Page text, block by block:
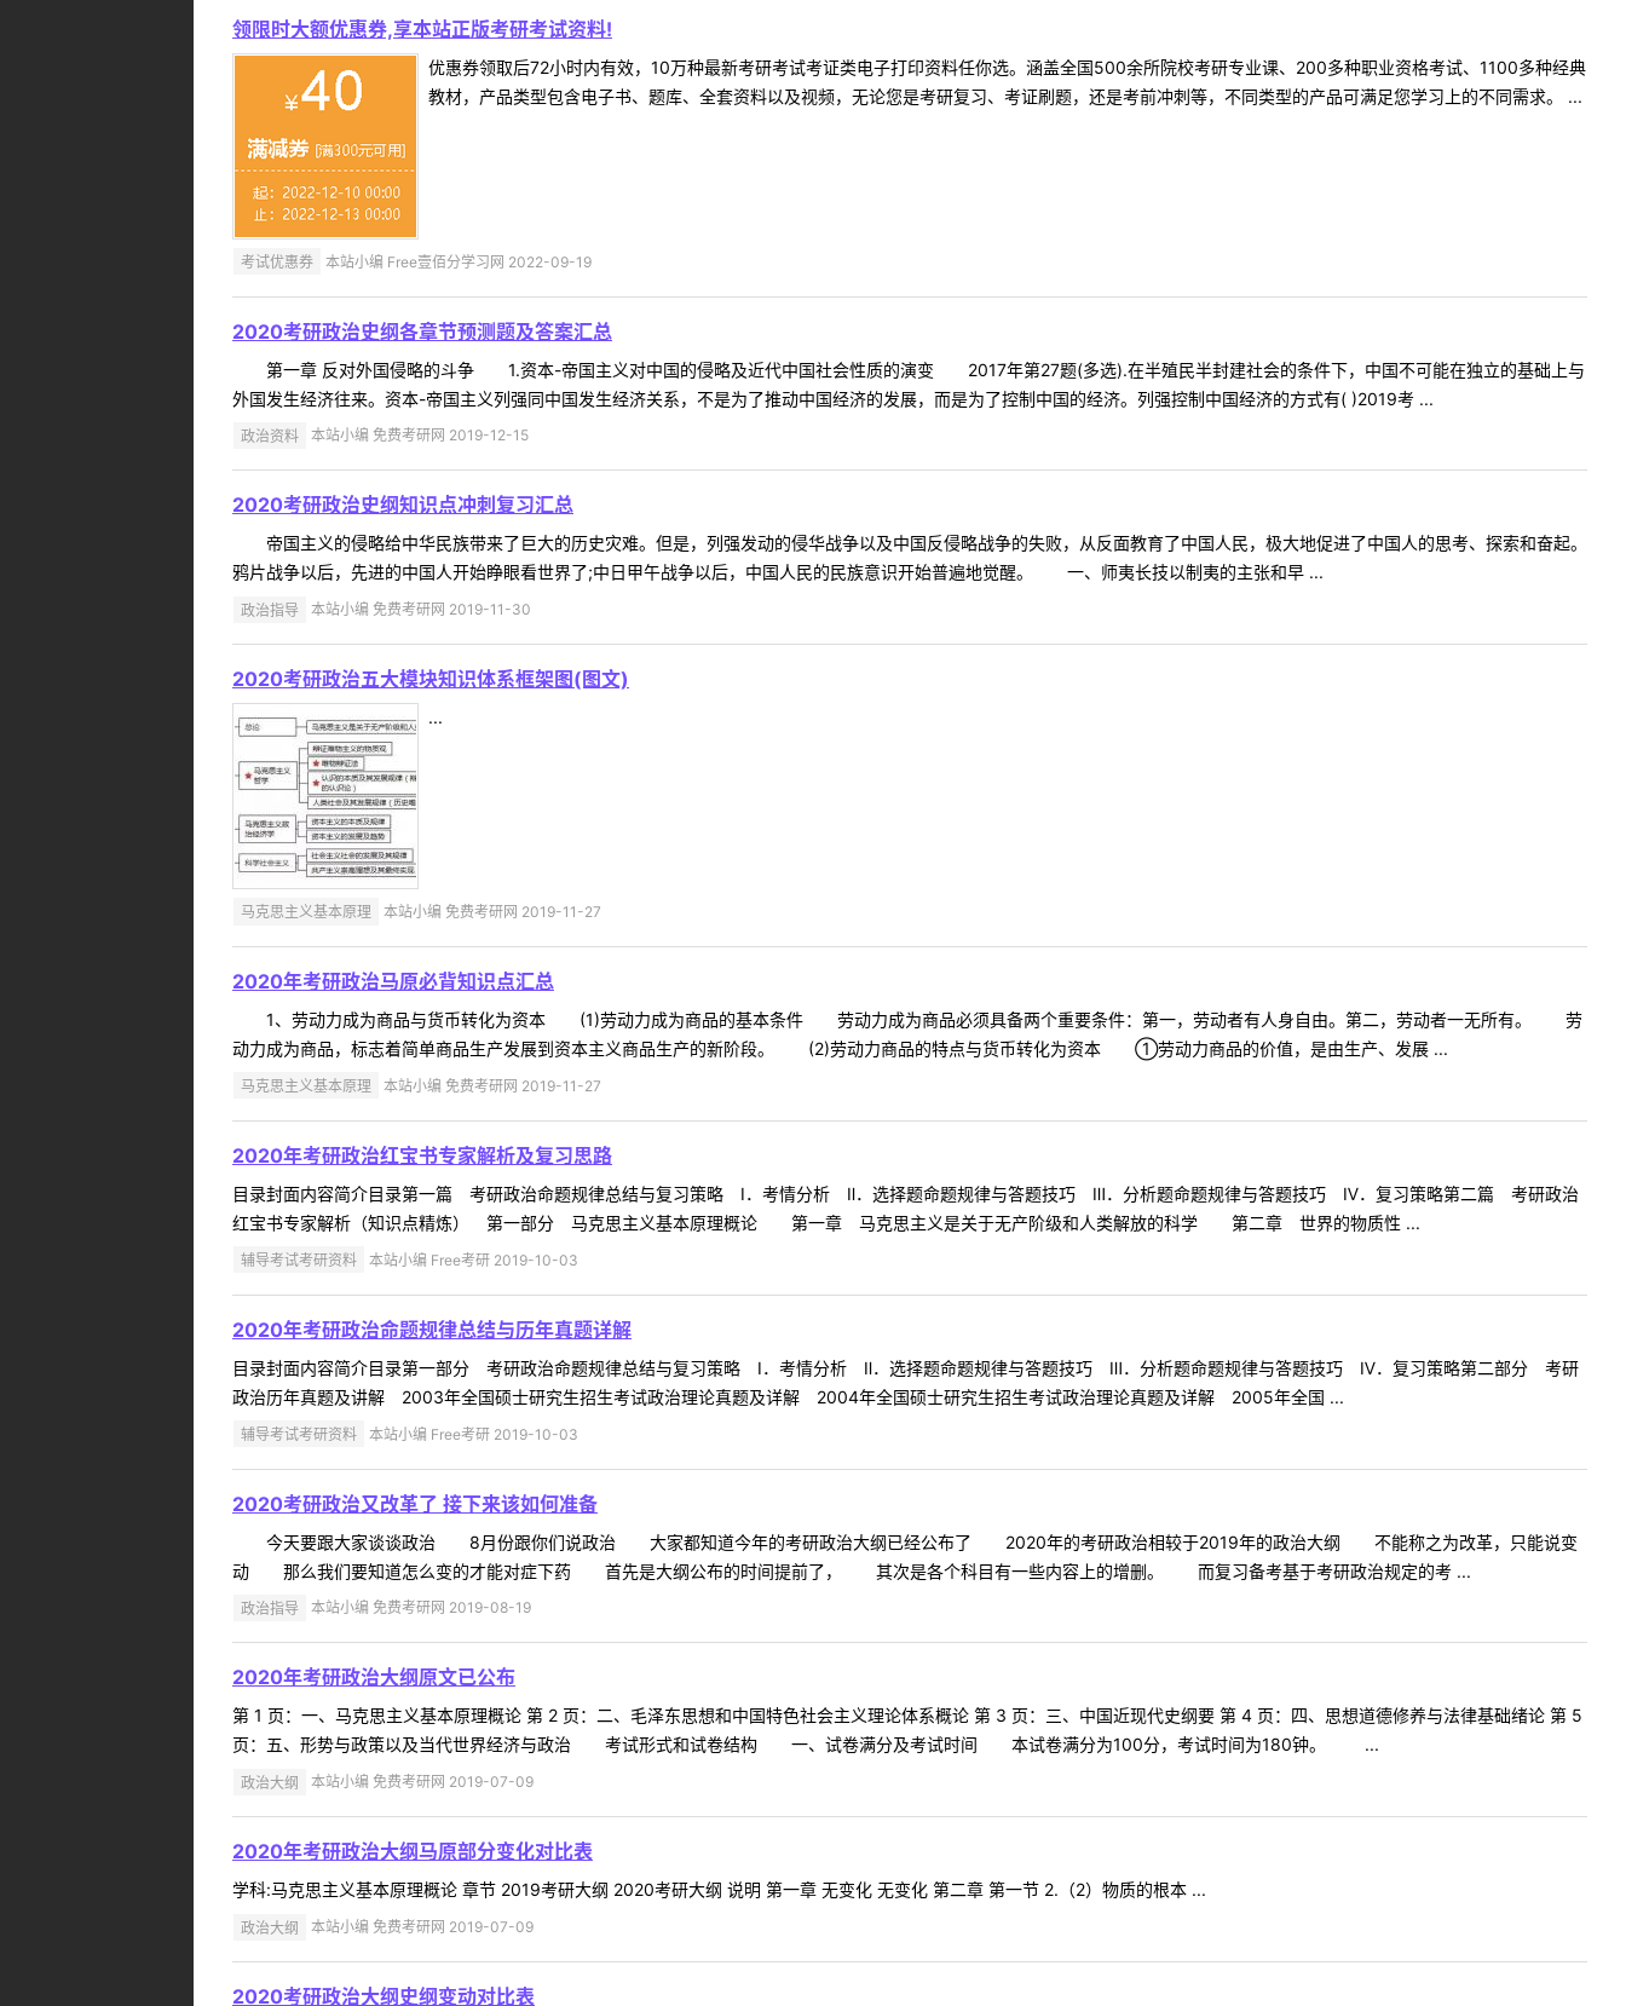
领限时大额优惠券,享本站正版考研考试资料!
优惠券领取后72小时内有效，10万种最新考研考试考证类电子打印资料任你选。涵盖全国500余所院校考研专业课、200多种职业资格考试、1100多种经典
教材，产品类型包含电子书、题库、全套资料以及视频，无论您是考研复习、考证刷题，还是考前冲刺等，不同类型的产品可满足您学习上的不同需求。 ...
考试优惠券 本站小编 Free壹佰分学习网 2022-09-19
2020考研政治史纲各章节预测题及答案汇总
第一章 反对外国侵略的斗争 1.资本-帝国主义对中国的侵略及近代中国社会性质的演变 2017年第27题(多选).在半殖民半封建社会的条件下，中国不可能在独立的基础上与
外国发生经济往来。资本-帝国主义列强同中国发生经济关系，不是为了推动中国经济的发展，而是为了控制中国的经济。列强控制中国经济的方式有( )2019考 ...
政治资料 本站小编 免费考研网 2019-12-15
2020考研政治史纲知识点冲刺复习汇总
帝国主义的侵略给中华民族带来了巨大的历史灾难。但是，列强发动的侵华战争以及中国反侵略战争的失败，从反面教育了中国人民，极大地促进了中国人的思考、探索和奋起。
鸦片战争以后，先进的中国人开始睁眼看世界了;中日甲午战争以后，中国人民的民族意识开始普遍地觉醒。 一、师夷长技以制夷的主张和早 ...
政治指导 本站小编 免费考研网 2019-11-30
2020考研政治五大模块知识体系框架图(图文)
...
马克思主义基本原理 本站小编 免费考研网 2019-11-27
2020年考研政治马原必背知识点汇总
1、劳动力成为商品与货币转化为资本 (1)劳动力成为商品的基本条件 劳动力成为商品必须具备两个重要条件：第一，劳动者有人身自由。第二，劳动者一无所有。 劳
动力成为商品，标志着简单商品生产发展到资本主义商品生产的新阶段。 (2)劳动力商品的特点与货币转化为资本 ①劳动力商品的价值，是由生产、发展 ...
马克思主义基本原理 本站小编 免费考研网 2019-11-27
2020年考研政治红宝书专家解析及复习思路
目录封面内容简介目录第一篇 考研政治命题规律总结与复习策略 Ⅰ．考情分析 Ⅱ．选择题命题规律与答题技巧 Ⅲ．分析题命题规律与答题技巧 Ⅳ．复习策略第二篇 考研政治
红宝书专家解析（知识点精炼） 第一部分 马克思主义基本原理概论 第一章 马克思主义是关于无产阶级和人类解放的科学 第二章 世界的物质性 ...
辅导考试考研资料 本站小编 Free考研 2019-10-03
2020年考研政治命题规律总结与历年真题详解
目录封面内容简介目录第一部分 考研政治命题规律总结与复习策略 Ⅰ．考情分析 Ⅱ．选择题命题规律与答题技巧 Ⅲ．分析题命题规律与答题技巧 Ⅳ．复习策略第二部分 考研
政治历年真题及讲解 2003年全国硕士研究生招生考试政治理论真题及详解 2004年全国硕士研究生招生考试政治理论真题及详解 2005年全国 ...
辅导考试考研资料 本站小编 Free考研 2019-10-03
2020考研政治又改革了 接下来该如何准备
今天要跟大家谈谈政治 8月份跟你们说政治 大家都知道今年的考研政治大纲已经公布了 2020年的考研政治相较于2019年的政治大纲 不能称之为改革，只能说变
动 那么我们要知道怎么变的才能对症下药 首先是大纲公布的时间提前了， 其次是各个科目有一些内容上的增删。 而复习备考基于考研政治规定的考 ...
政治指导 本站小编 免费考研网 2019-08-19
2020年考研政治大纲原文已公布
第 1 页：一、马克思主义基本原理概论 第 2 页：二、毛泽东思想和中国特色社会主义理论体系概论 第 3 页：三、中国近现代史纲要 第 4 页：四、思想道德修养与法律基础绪论 第 5
页：五、形势与政策以及当代世界经济与政治 考试形式和试卷结构 一、试卷满分及考试时间 本试卷满分为100分，考试时间为180钟。 ...
政治大纲 本站小编 免费考研网 2019-07-09
2020年考研政治大纲马原部分变化对比表
学科:马克思主义基本原理概论 章节 2019考研大纲 2020考研大纲 说明 第一章 无变化 无变化 第二章 第一节 2.（2）物质的根本 ...
政治大纲 本站小编 免费考研网 2019-07-09
2020考研政治大纲史纲变动对比表